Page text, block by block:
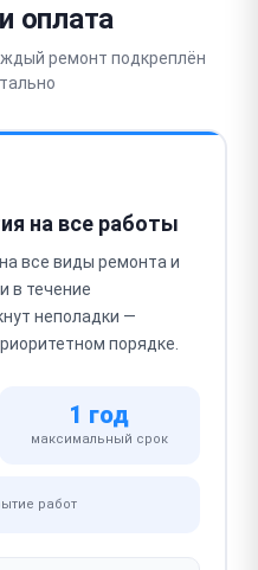
оплата
ремонт подкреплён
на все работы
все виды ремонта и
в течение
неполадки —
порядке.
1 год
максимальный срок
работ